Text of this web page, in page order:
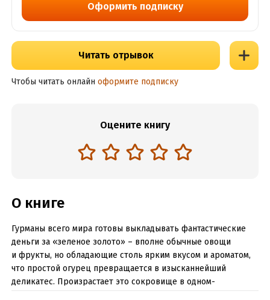
Оформить подписку
Читать отрывок
Чтобы читать онлайн оформите подписку
Оцените книгу
О книге
Гурманы всего мира готовы выкладывать фантастические
деньги за «зеленое золото» – вполне обычные овощи
и фрукты, но обладающие столь ярким вкусом и ароматом,
что простой огурец превращается в изысканнейший
деликатес. Произрастает это сокровище в одном-